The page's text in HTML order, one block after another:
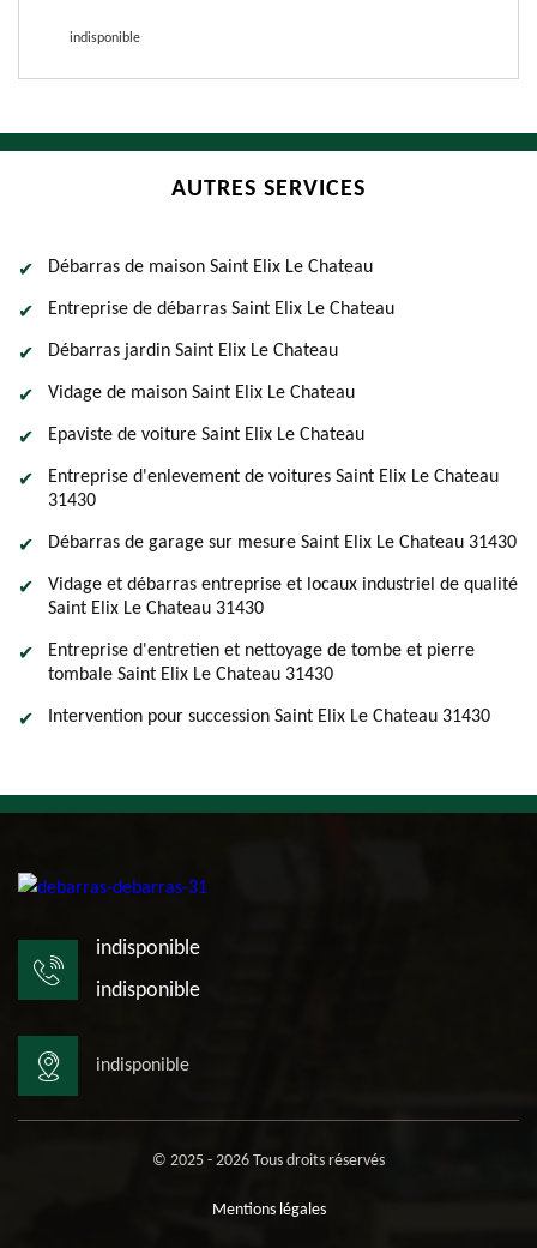
indisponible
AUTRES SERVICES
Débarras de maison Saint Elix Le Chateau
Entreprise de débarras Saint Elix Le Chateau
Débarras jardin Saint Elix Le Chateau
Vidage de maison Saint Elix Le Chateau
Epaviste de voiture Saint Elix Le Chateau
Entreprise d'enlevement de voitures Saint Elix Le Chateau
31430
Débarras de garage sur mesure Saint Elix Le Chateau 31430
Vidage et débarras entreprise et locaux industriel de qualité
Saint Elix Le Chateau 31430
Entreprise d'entretien et nettoyage de tombe et pierre
tombale Saint Elix Le Chateau 31430
Intervention pour succession Saint Elix Le Chateau 31430
indisponible
indisponible
indisponible
© 2025 - 2026 Tous droits réservés
Mentions légales